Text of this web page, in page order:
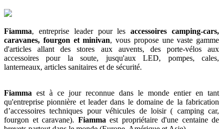
Fiamma, entreprise leader pour lesaccessoires camping-cars,
caravanes, fourgon et minivan, vous propose une vaste gamme
d'articles allant des stores aux auvents, des porte-vélos aux
accessoires pour la soute, jusqu'aux LED, pompes, cales,
lanterneaux, articles sanitaires et de sécurité.
Fiamma est à ce jour reconnue dans le monde entier en tant
qu'entreprise pionnière et leader dans le domaine de la fabrication
d’accessoires techniques pour véhicules de loisir ( camping car,
fourgon et caravane). Fiamma est propriétaire d'une centaine de